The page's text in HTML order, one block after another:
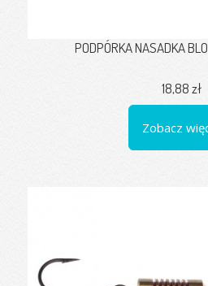
PODPÓRKA NASADKA
18,88 zł
Zobacz